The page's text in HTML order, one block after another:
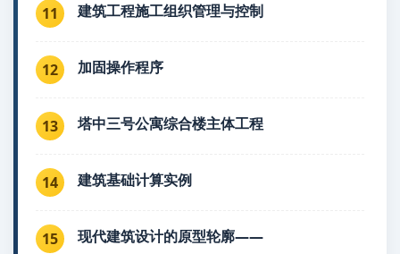
11 建筑工程施工组织管理与控制
12 加固操作程序
13 塔中三号公寓综合楼主体工程
14 建筑基础计算实例
15 现代建筑设计的原型轮廓——